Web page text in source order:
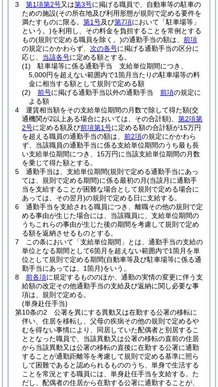
3
第1項第2号又は第3号に掲げる職員で、自動車等の駐車の
ための施設(その所在地及び利用形態が規則で定める要件を
満たすものに限る。 第1号及び第7項において「駐車場等」
という。)を利用し、その料金を負担することを常例とする
もの(規則で定める職員を除く。)の通勤手当の額は、 前項
の規定にかかわらず、 次の各号に掲げる通勤手当の区分に
応じ、 当該各号に定める額とする。
(1)
駐車場等に係る通勤手当 支給単位期間につき、
5,000円を超えない範囲内で1箇月当たりの駐車場等の料
金に相当する額として規則で定める額
(2)
前号に掲げる通勤手当以外の通勤手当 前項の規定に
よる額
4
運賃相当額をその支給単位期間の月数で除して得た額(交
通機関が2以上ある場合においては、その合計額)
第2項第
2号に定める額及び前項第1号に定める額の合計額が15万円
を超える職員の通勤手当の額は、 前2項の規定にかかわら
ず、当該職員の通勤手当に係る支給単位期間のうち最も長
い支給単位期間につき、15万円に当該支給単位期間の月数
を乗じて得た額とする。
5
通勤手当は、支給単位期間(規則で定める通勤手当にあっ
ては、規則で定める期間)に係る最初の月(当該月に通勤手
当を支給することが困難な場合として規則で定める場合に
あっては、その翌月)の規則で定める日に支給する。
6
通勤手当を支給される職員につき、離職その他の規則で定
める事由が生じた場合には、当該職員に、支給単位期間の
うちこれらの事由が生じた後の期間を考慮して規則で定め
る額を返納させるものとする。
7
この条において「支給単位期間」とは、通勤手当の支給の
単位となる期間として6箇月を超えない範囲内で1箇月を単
位として規則で定める期間(自動車等及び駐車場等に係る通
勤手当にあっては、1箇月)をいう。
8
前各項に規定するもののほか、通勤の実情の変更に伴う支
給額の改定その他通勤手当の支給及び返納に関し必要な事
項は、規則で定める。
(単身赴任手当)
第10条の2
公署を異にする異動又は在勤する公署の移転に
伴い、住居を移転し、父母の疾病その他の規則で定めるや
むを得ない事情により、同居していた配偶者と別居するこ
ととなった職員で、当該異動又は公署の移転の直前の住居
から当該異動又は公署の移転の直後に在勤する公署に通勤
することが通勤距離等を考慮して規則で定める基準に照ら
して困難であると認められるもののうち、単身で生活する
ことを常況とする職員には、単身赴任手当を支給する。 た
だし、配偶者の住居から在勤する公署に通勤することが、